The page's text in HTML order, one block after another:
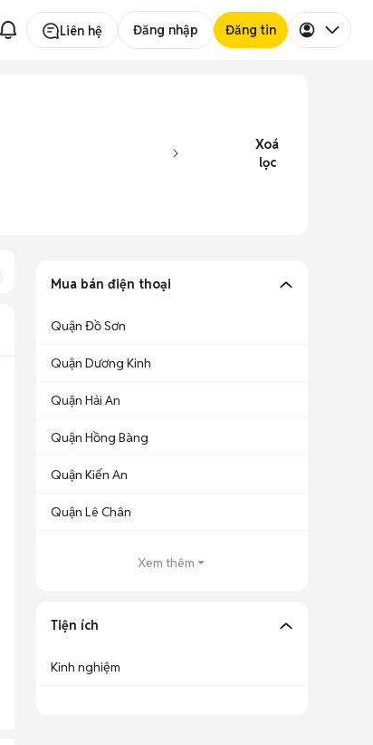
Liên hệ Đăng nhập Đăng tin
Xoá
lọc
Mua bán điện thoại
Quận Đồ Sơn
Quận Dương Kinh
Quận Hải An
Quận Hồng Bàng
Quận Kiến An
Quận Lê Chân
Xem thêm
Tiện ích
Kinh nghiệm